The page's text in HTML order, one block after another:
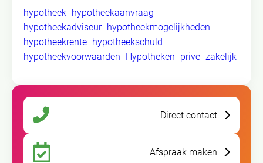
hypotheek hypotheekaanvraag
hypotheekadviseur hypotheekmogelijkheden
hypotheekrente hypotheekschuld
hypotheekvoorwaarden Hypotheken prive zakelijk
Direct contact
Afspraak maken